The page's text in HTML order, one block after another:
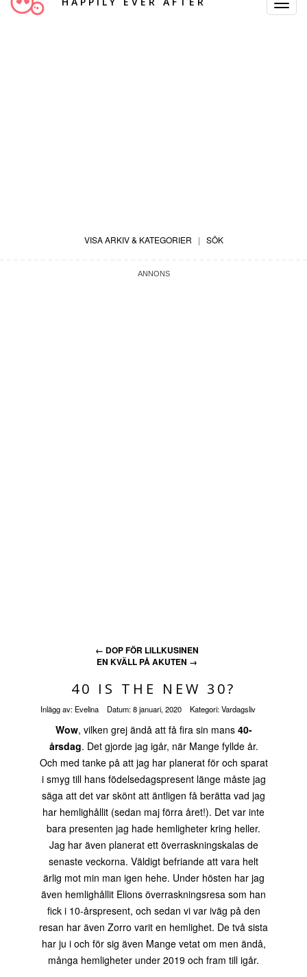
Toggle
VISA ARKIV & KATEGORIER | SÖK
← DOP FÖR LILLKUSINEN
EN KVÄLL PÅ AKUTEN →
40 IS THE NEW 30?
Inlägg av: Evelina Datum:8 januari, 2020 Kategori:Vardagsliv
Wow, vilken grej ändå att få fira sin mans 40-
årsdag. Det gjorde jag igår, när Mange fyllde år.
Och med tanke på att jag har planerat för och sparat
i smyg till hans födelsedagspresent länge måste jag
säga att det var skönt att äntligen få berätta vad jag
har hemlighållit (sedan maj förra året!). Det var inte
bara presenten jag hade hemligheter kring heller.
Jag har även planerat ett överraskningskalas de
senaste veckorna. Väldigt befriande att vara helt
ärlig mot min man igen hehe. Under hösten har jag
även hemlighållit Elions överraskningsresa som han
fick i 10-årspresent, och sedan vi var iväg på den
resan har även Zorro varit en hemlighet. De två sista
har ju i och för sig även Mange vetat om men ändå,
många hemligheter under 2019 och fram till igår.